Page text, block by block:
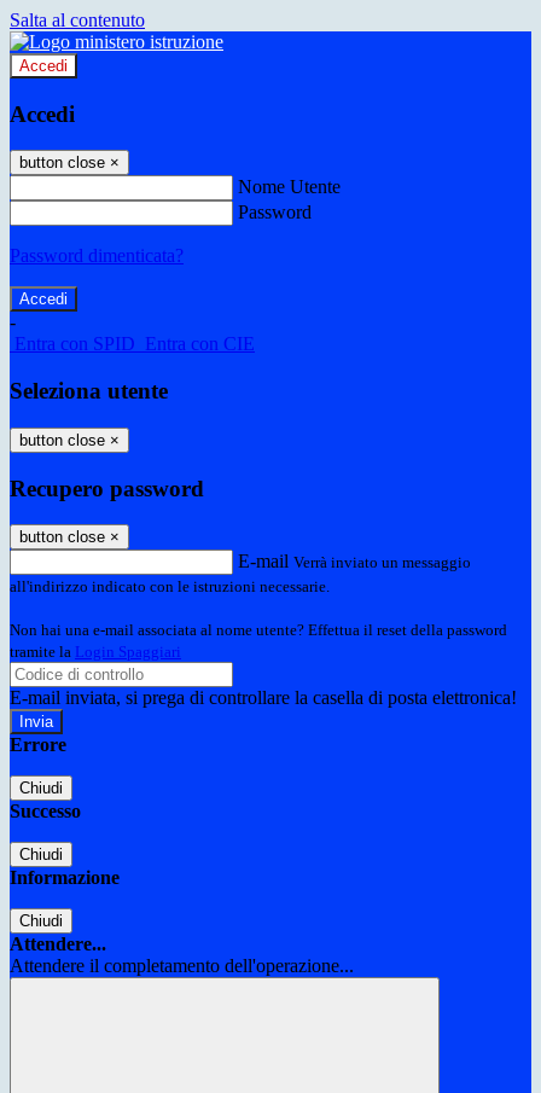
Salta al contenuto
Accedi
Accedi
button close ×
Nome Utente
Password
Password dimenticata?
-
Entra con SPID Entra con CIE
Seleziona utente
button close ×
Recupero password
button close ×
E-mail Verrà inviato un messaggio
all'indirizzo indicato con le istruzioni necessarie.
Non hai una e-mail associata al nome utente? Effettua il reset della password
tramite la Login Spaggiari
E-mail inviata, si prega di controllare la casella di posta elettronica!
Errore
Chiudi
Successo
Chiudi
Informazione
Chiudi
Attendere...
Attendere il completamento dell'operazione...